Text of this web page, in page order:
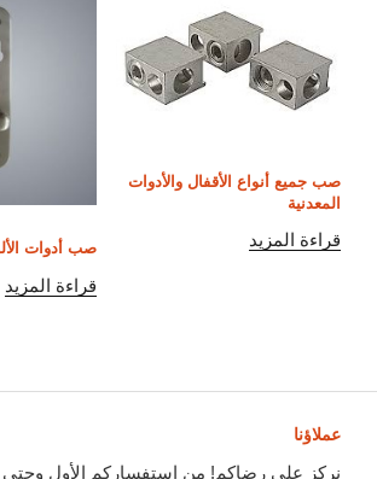
صب جميع أنواع الأقفال والأدوات
المعدنية
قراءة المزيد صب أدوات
قراءة المزيد
عملاؤنا
نركز على رضاكم! من استفساركم الأول وحتى